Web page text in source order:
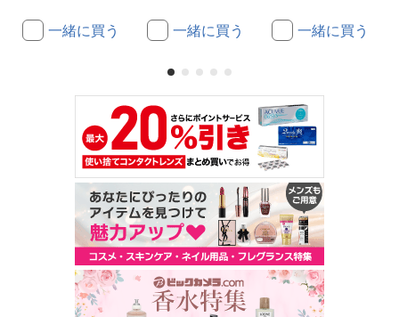
一緒に買う 一緒に買う 一緒に買う